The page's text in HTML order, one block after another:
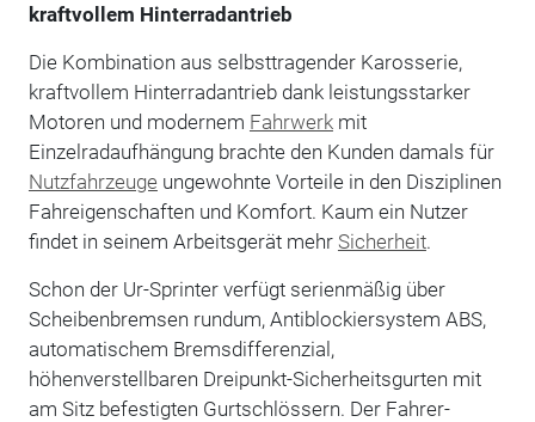
kraftvollem Hinterradantrieb
Die Kombination aus selbsttragender Karosserie,
kraftvollem Hinterradantrieb dank leistungsstarker
Motoren und modernem Fahrwerkmit
Einzelradaufhängung brachte den Kunden damals für
Nutzfahrzeuge ungewohnte Vorteile in den Disziplinen
Fahreigenschaften und Komfort. Kaum ein Nutzer
findet in seinem Arbeitsgerät mehr Sicherheit.
Schon der Ur-Sprinter verfügt serienmäßig über
Scheibenbremsen rundum, Antiblockiersystem ABS,
automatischem Bremsdifferenzial,
höhenverstellbaren Dreipunkt-Sicherheitsgurten mit
am Sitz befestigten Gurtschlössern. Der Fahrer-